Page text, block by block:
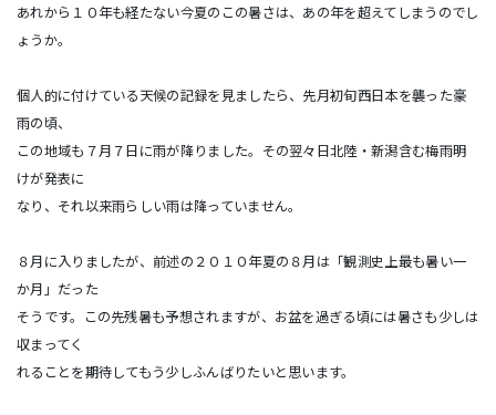
あれから１０年も経たない今夏のこの暑さは、あの年を超えてしまうのでし
ょうか。
個人的に付けている天候の記録を見ましたら、先月初旬西日本を襲った豪
雨の頃、
この地域も７月７日に雨が降りました。その翌々日北陸・新潟含む梅雨明
けが発表に
なり、それ以来雨らしい雨は降っていません。
８月に入りましたが、前述の２０１０年夏の８月は「観測史上最も暑い一
か月」だった
そうです。この先残暑も予想されますが、お盆を過ぎる頃には暑さも少しは
収まってく
れることを期待してもう少しふんばりたいと思います。